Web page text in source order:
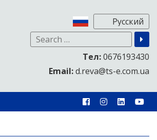
Тел:0676193430
Email:d.reva@ts-e.com.ua